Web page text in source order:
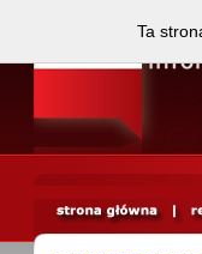
Ta